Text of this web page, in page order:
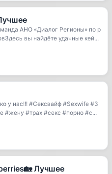
АНО «Диалог Регионы» по р
вы найдёте удачные кей...
у нас!!! #Сексвайф #Sexwife #З
#жену #трах #секс #порно #с...
Лучшее